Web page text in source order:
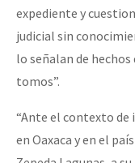
expediente y
judicial sin
lo señalan de
tomos”.
“Ante el contexto de
en Oaxaca y en el